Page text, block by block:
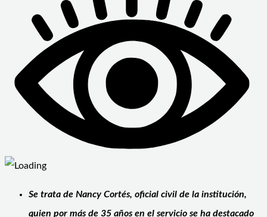
Se trata de Nancy Cortés, oficial civil de la institución,
quien por más de 35 años en el servicio se ha destacado